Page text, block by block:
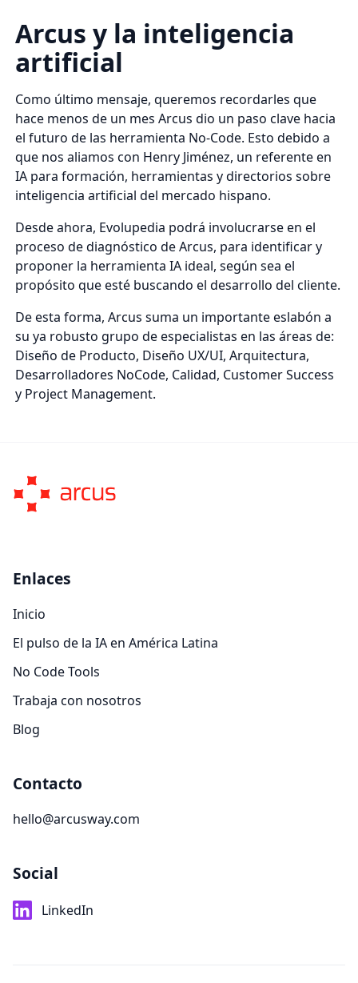
Arcus y la inteligencia
artificial
Como último mensaje, queremos recordarles que
hace menos de un mes Arcus dio un paso clave hacia
el futuro de las herramienta No-Code. Esto debido a
que nos aliamos con Henry Jiménez, un referente en
IA para formación, herramientas y directorios sobre
inteligencia artificial del mercado hispano.
Desde ahora, Evolupedia podrá involucrarse en el
proceso de diagnóstico de Arcus, para identificar y
proponer la herramienta IA ideal, según sea el
propósito que esté buscando el desarrollo del cliente.
De esta forma, Arcus suma un importante eslabón a
su ya robusto grupo de especialistas en las áreas de:
Diseño de Producto, Diseño UX/UI, Arquitectura,
Desarrolladores NoCode, Calidad, Customer Success
y Project Management.
Enlaces
Inicio
El pulso de la IA en América Latina
No Code Tools
Trabaja con nosotros
Blog
Contacto
hello@arcusway.com
Social
LinkedIn